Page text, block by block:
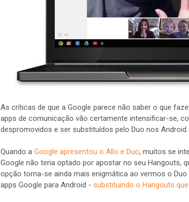
As críticas de que a Google parece não saber o que
apps de comunicação vão certamente intensificar-se,
despromovidos e ser substituídos pelo Duo nos Android.
Quando a Google apresentou o Allo e Duo, muitos se
Google não teria optado por apostar no seu Hangouts,
opção torna-se ainda mais enigmática ao vermos o
apps Google para Android - substituindo o Hangouts